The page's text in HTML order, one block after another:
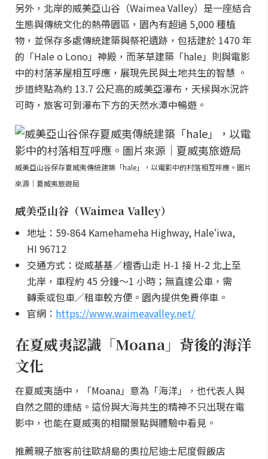
另外，北岸的威美亞山谷（Waimea Valley）是一座結合
生態與傳統文化的熱帶園區，園內有超過 5,000 種植
物，並保存多處傳統建築與祭祀遺跡，包括建於 1470 年
的「Hale o Lono」神殿，而茅草建築「hale」則與電影
中的村落茅屋相互呼應，展現先民與土地共生的智慧 。
步道終點為約 13.7 公尺高的威美亞瀑布，天候與水況許
可時，旅客可到瀑布下方的天然水潭中暢遊。
威美亞山谷保存夏威夷傳統建築「hale」，以電影中的村落相互呼應。圖片
來源｜夏威夷旅遊局
威美亞山谷（Waimea Valley）
地址：59-864 Kamehameha Highway, Haleʻiwa,
HI 96712
交通方式：從威基基／檀香山走 H-1 接 H-2 北上至
北岸，車程約 45 分鐘～1 小時；無直達公車，需
轉乘或包車／租車較方便。園內提供免費停車。
官網： https://www.waimeavalley.net/
在夏威夷認識「Moana」背後的海洋
文化
在夏威夷語中，「Moana」意為「海洋」，也代表人與
自然之間的連結。這份與大海共生的精神不只出現在電
影中，也能在夏威夷的相關景點與體驗中看見。
推薦親子旅客前往歐胡島的奧拉尼迪士尼度假飯店